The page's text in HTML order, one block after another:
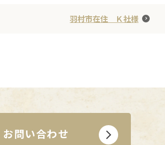
羽村市在住 Ｋ社様
お問い合わせ